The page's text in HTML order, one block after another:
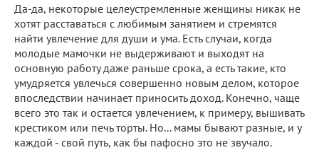
Да-да, некоторые целеустремленные женщины никак не
хотят расставаться с любимым занятием и стремятся
найти увлечение для души и ума. Есть случаи, когда
молодые мамочки не выдерживают и выходят на
основную работу даже раньше срока, а есть такие, кто
умудряется увлечься совершенно новым делом, которое
впоследствии начинает приносить доход. Конечно, чаще
всего это так и остается увлечением, к примеру, вышивать
крестиком или печь торты. Но... мамы бывают разные, и у
каждой - свой путь, как бы пафосно это не звучало.